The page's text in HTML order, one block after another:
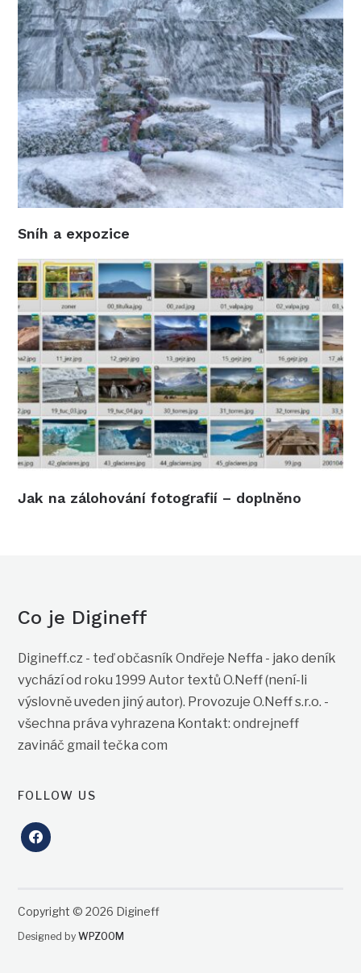
Sníh a expozice
Jak na zálohování fotografií – doplněno
Co je Digineff
Digineff.cz - teď občasník Ondřeje Neffa - jako deník
vychází od roku 1999 Autor textů O.Neff (není-li
výslovně uveden jiný autor). Provozuje O.Neff s.r.o. -
všechna práva vyhrazena Kontakt: ondrejneff
zavináč gmail tečka com
FOLLOW US
facebook
Copyright © 2026 Digineff
Designed byWPZOOM